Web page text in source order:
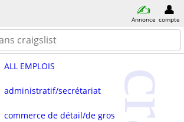
Annonce compte
ALL EMPLOIS
administratif/secrétariat
commerce de détail/de gros